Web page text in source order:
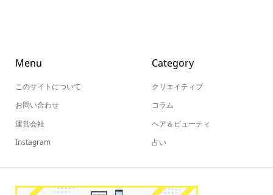
Menu
このサイトについて
お問い合わせ
運営会社
Instagram
Category
クリエイティブ
コラム
ヘア＆ビューティ
占い